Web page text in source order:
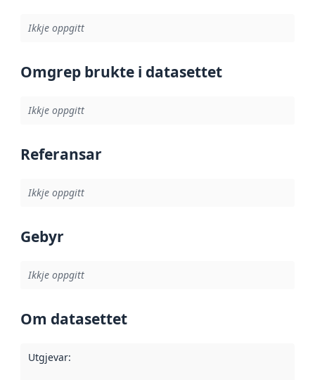
Ikkje oppgitt
Omgrep brukte i datasettet
Ikkje oppgitt
Referansar
Ikkje oppgitt
Gebyr
Ikkje oppgitt
Om datasettet
Utgjevar: